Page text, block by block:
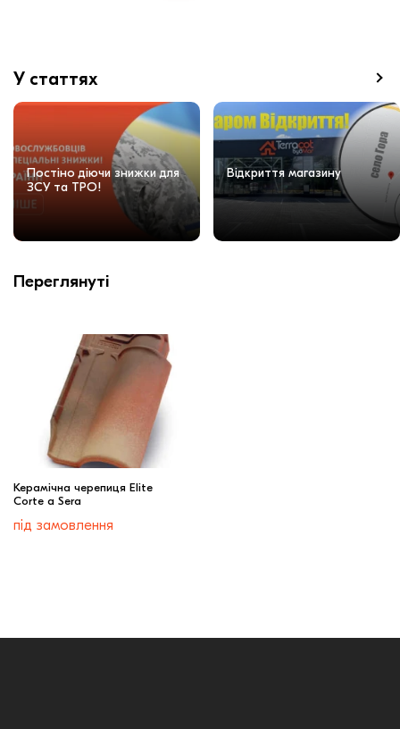
У статтях
Постіно діючи знижки для
ЗСУ та ТРО!
Відкриття магазину
Переглянуті
Керамічна черепиця Elite
Corte a Sera
під замовлення